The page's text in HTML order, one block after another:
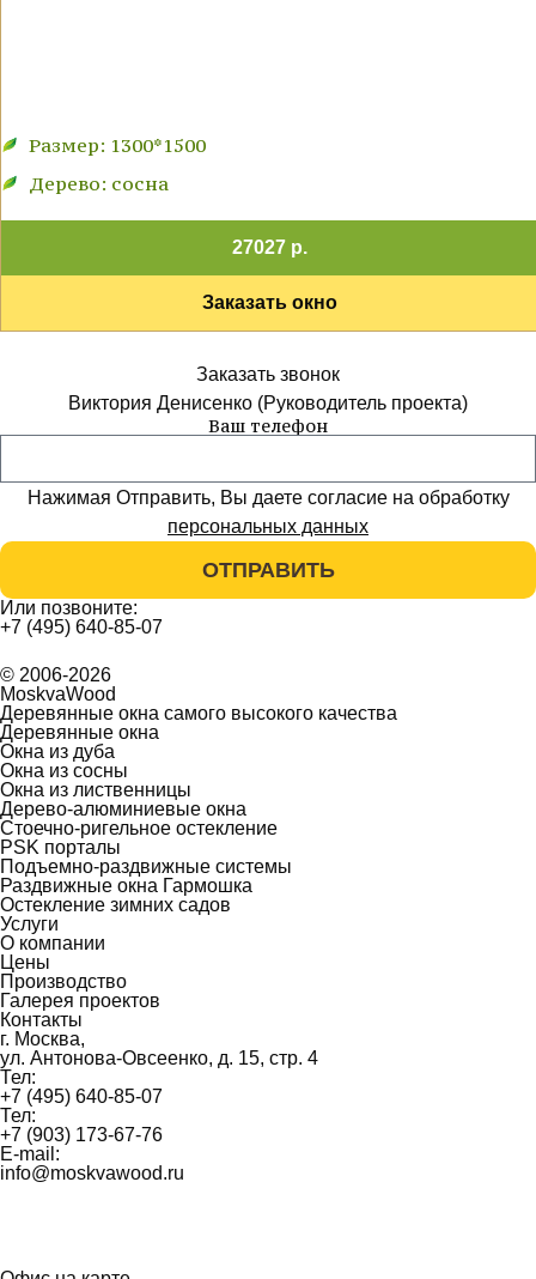
Размер: 1300*1500
Дерево: сосна
27027 р.
Заказать окно
Заказать звонок
Виктория Денисенко (Руководитель проекта)
Ваш телефон
Нажимая Отправить, Вы даете согласие на обработку
персональных данных
ОТПРАВИТЬ
Или позвоните:
+7 (495) 640-85-07
© 2006-2026
MoskvaWood
Деревянные окна самого высокого качества
Деревянные окна
Окна из дуба
Окна из сосны
Окна из лиственницы
Дерево-алюминиевые окна
Стоечно-ригельное остекление
PSK порталы
Подъемно-раздвижные системы
Раздвижные окна Гармошка
Остекление зимних садов
Услуги
О компании
Цены
Производство
Галерея проектов
Контакты
г. Москва,
ул. Антонова-Овсеенко, д. 15, стр. 4
Тел:
+7 (495) 640-85-07
Тел:
+7 (903) 173-67-76
E-mail:
info@moskvawood.ru